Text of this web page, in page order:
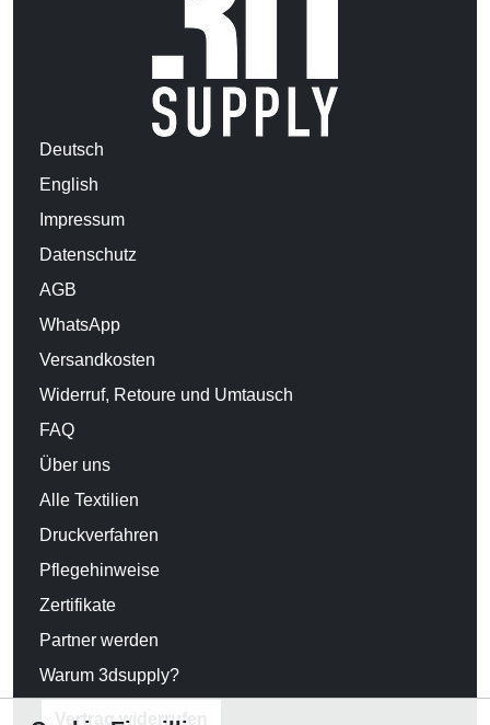
Deutsch
English
Impressum
Datenschutz
AGB
WhatsApp
Versandkosten
Widerruf, Retoure und Umtausch
FAQ
Über uns
Alle Textilien
Druckverfahren
Pflegehinweise
Zertifikate
Partner werden
Warum 3dsupply?
Vertrag widerrufen